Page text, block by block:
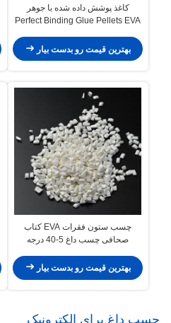
کاغذ پوشش داده شده با جوهر
Perfect Binding Glue Pellets EVA
بهترین قیمت رو بدست بیار
چسب ستون فقرات EVA کتاب
صحافی چسب داغ 5-40 درجه
بهترین قیمت رو بدست بیار
چسب داغ برای الکترونیک